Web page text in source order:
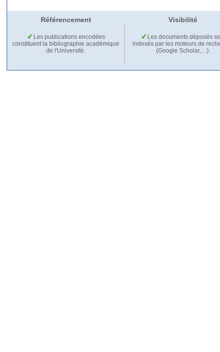
Référencement Visibilité
Les publications encodées
constituent la bibliographie académique
de l'Université.
Les documents déposés
indexés par les moteurs de
(Google Scholar,…).